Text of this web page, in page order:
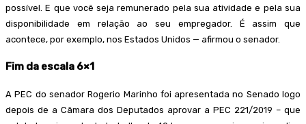
possível. E que você seja remunerado pela sua atividade e pela sua
disponibilidade em relação ao seu empregador. É assim que
acontece, por exemplo, nos Estados Unidos — afirmou o senador.
Fim da escala 6×1
A PEC do senador Rogerio Marinho foi apresentada no Senado logo
depois de a Câmara dos Deputados aprovar a PEC 221/2019 – que